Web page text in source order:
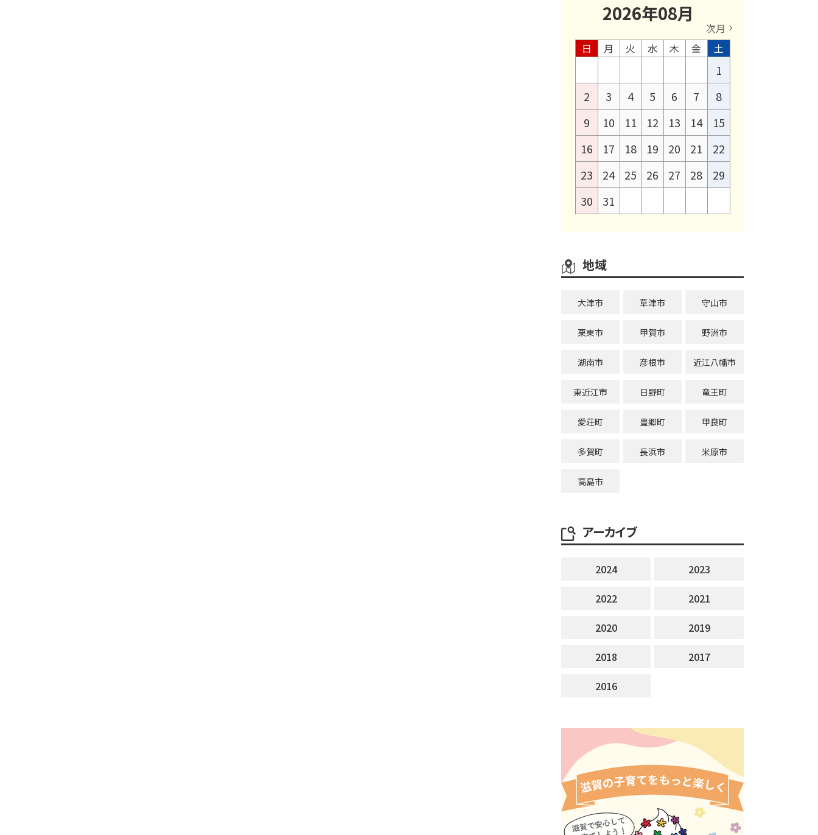
2026年08月
次月
日
月 火 水 木 金 土
1
2
3 4 5 6 7
8
9
10 11 12 13 14
15
16
17 18 19 20 21
22
23
24 25 26 27 28
29
30
31
地域
大津市 草津市 守山市
栗東市 甲賀市 野洲市
湖南市 彦根市 近江八幡市
東近江市 日野町 竜王町
愛荘町 豊郷町 甲良町
多賀町 長浜市 米原市
高島市
アーカイブ
2024
2023
2022
2021
2020
2019
2018
2017
2016